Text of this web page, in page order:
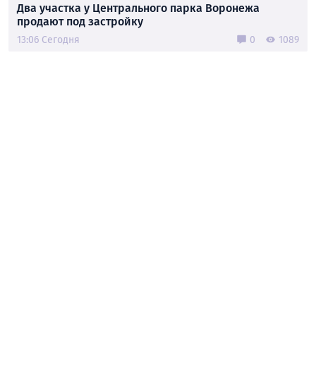
Два участка у Центрального парка Воронежа
продают под застройку
13:06 Сегодня 0 1089